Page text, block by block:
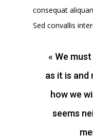
consequat
Sed convallis
« We
as it is
how we
seems